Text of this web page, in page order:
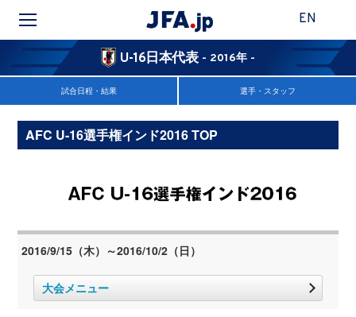
EN
U-16日本代表 - 2016年 -
試合日程・結果 選手・スタッフ
AFC U-16選手権インド2016 TOP
2016/9/15（木）～2016/10/2（日）
大会メニュー